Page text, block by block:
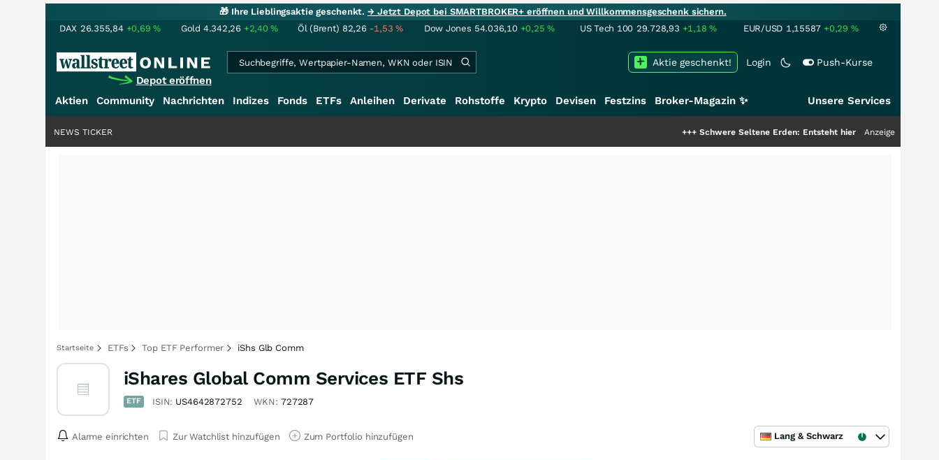
🎁 Ihre Lieblingsaktie geschenkt.→ Jetzt Depot bei SMARTBROKER+ eröffnen und Willkommensgeschenk sichern.
DAX 26.355,84 +0,69% Gold 4.342,26 +2,40% Öl (Brent) 82,26 -1,53% Dow Jones 54.036,10 +0,25% US Tech 100 29.728,93 +1,18% EUR/USD 1,15587 +0,29 %
Depot eröffnen
Login Push-Kurse
Aktie geschenkt!
Aktien Community Nachrichten Indizes Fonds ETFs Anleihen Derivate Rohstoffe Krypto Devisen Festzins Broker-Magazin ✨ Unsere Services
Schwere Seltene Erden: Entsteht hier die nächste Milliardenstory?
Anzeige
NEWS TICKER
Startseite ETFs Top ETF Performer iShs Glb Comm
iShares Global Comm Services ETF Shs
ETF ISIN: US4642872752 WKN: 727287
Alarme einrichten Zur Watchlist hinzufügen Zum Portfolio hinzufügen Lang & Schwarz